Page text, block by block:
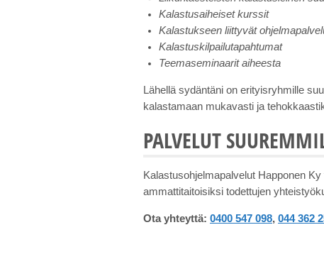
Kalastusaiheiset kurssit
Kalastukseen liittyvät
Kalastuskilpailutapahtumat
Teemaseminaarit aiheesta
Lähellä sydäntäni on erityisryhmille
kalastamaan mukavasti ja
PALVELUT
Kalastusohjelmapalvelut Happonen
ammattitaitoisiksi todettujen
Ota yhteyttä: 0400 547 098, 044 362